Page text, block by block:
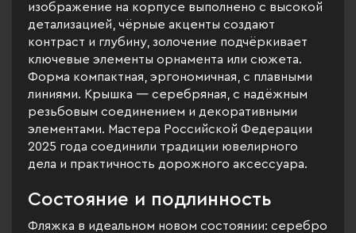
изображение на корпусе выполнено с высокой
детализацией, чёрные акценты создают
контраст и глубину, золочение подчёркивает
ключевые элементы орнамента или сюжета.
Форма компактная, эргономичная, с плавными
линиями. Крышка — серебряная, с надёжным
резьбовым соединением и декоративными
элементами. Мастера Российской Федерации
2025 года соединили традиции ювелирного
дела и практичность дорожного аксессуара.
Состояние и подлинность
Фляжка в идеальном новом состоянии: серебро